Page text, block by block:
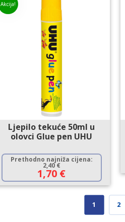
Ljepilo tekuće 50ml u
olovci Glue pen UHU
Prethodno najniža cijena:
2,40€
1,70 €
Akcija!
1 2